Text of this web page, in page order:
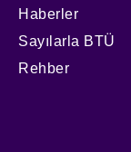
Haberler
Sayılarla BTÜ
Rehber